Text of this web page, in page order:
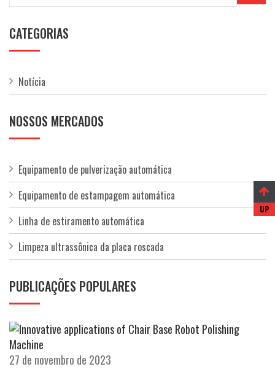
CATEGORIAS
Notícia
NOSSOS MERCADOS
Equipamento de pulverização automática
Equipamento de estampagem automática
Linha de estiramento automática
Limpeza ultrassônica da placa roscada
PUBLICAÇÕES POPULARES
27 de novembro de 2023